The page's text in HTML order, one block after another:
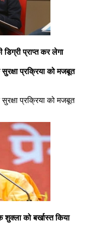
प्राप्त कर लेगा
प्रक्रिया को मजबूत
प्रक्रिया को मजबूत
को बर्खास्त किया